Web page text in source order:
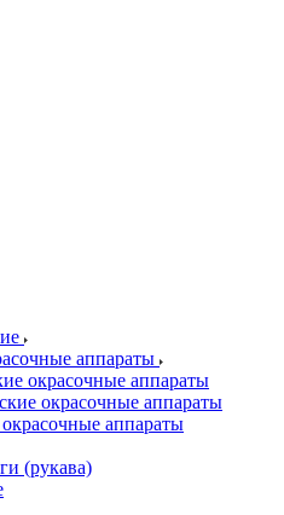
аппараты
окрасочные аппараты
окрасочные аппараты
аппараты
(рукава)